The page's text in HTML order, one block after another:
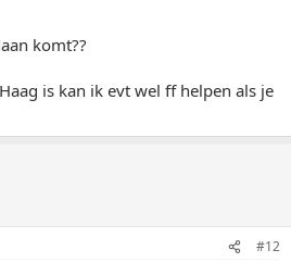
komt??
is kan ik evt wel ff helpen als je
#12